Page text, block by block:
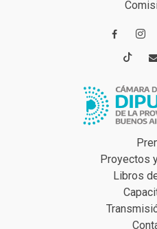

Proyectos
Libros